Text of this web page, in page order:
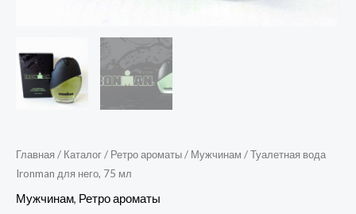
Главная / Каталог/ Ретро ароматы/ Мужчинам / Туалетная вода
Ironman для него, 75 мл
Мужчинам, Ретро ароматы